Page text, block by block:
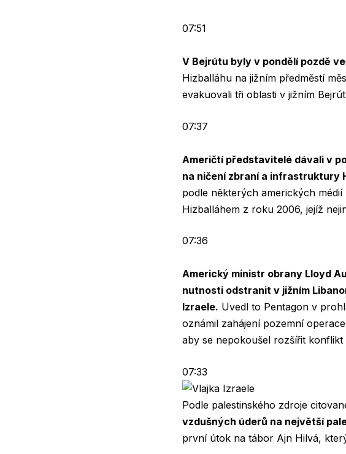
07:51
V Bejrútu byly v pondělí pozdě
Hizballáhu na jižním předměstí
evakuovali tři oblasti v jižním
07:37
Američtí představitelé dávali v
na ničení zbraní a infrastruktury
podle některých amerických
Hizballáhem z roku 2006, jejíž
07:36
Americký ministr obrany Lloyd
nutnosti odstranit v jižním
Izraele. Uvedl to Pentagon v
oznámil zahájení pozemní
aby se nepokoušel rozšířit
07:33
Podle palestinského zdroje
vzdušných úderů na největší
první útok na tábor Ajn Hilvá,